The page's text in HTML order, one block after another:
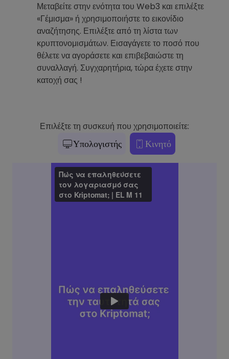
Μεταβείτε στην ενότητα του Web3 και επιλέξτε
«Γέμισμα» ή χρησιμοποιήστε το εικονίδιο
αναζήτησης. Επιλέξτε από τη λίστα των
κρυπτονομισμάτων. Εισαγάγετε το ποσό που
θέλετε να αγοράσετε και επιβεβαιώστε τη
συναλλαγή. Συγχαρητήρια, τώρα έχετε στην
κατοχή σας !
Επιλέξτε τη συσκευή που χρησιμοποιείτε:
Υπολογιστής Κινητό